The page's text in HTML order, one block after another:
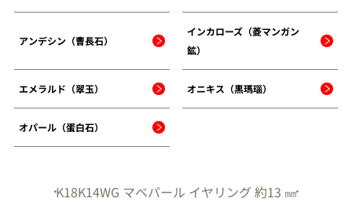
アンデシン（曹長石）
インカローズ（菱マンガン
鉱）
エメラルド（翠玉） オニキス（黒瑪瑙）
オパール（蛋白石）
K18K14WG マベパール イヤリング 約13 ㎜